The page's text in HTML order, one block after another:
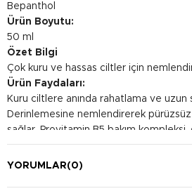
Bepanthol
Ürün Boyutu:
50 ml
Özet Bilgi
Çok kuru ve hassas ciltler için
Ürün Faydaları:
Kuru ciltlere anında rahatlama ve uzun
Derinlemesine nemlendirerek
sağlar. Provitamin B5 bakım kompleksi,
semptomlarını anında hafifletirken
inerek, cilt üzerinde uzun süreli kalıcı
YORUMLAR(0)